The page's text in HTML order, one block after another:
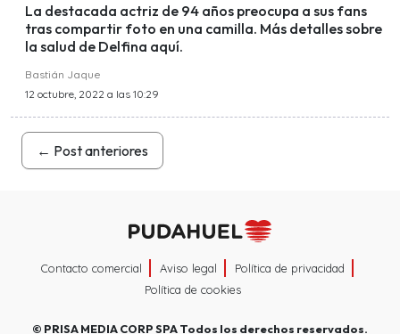
La destacada actriz de 94 años preocupa a sus fans
tras compartir foto en una camilla. Más detalles sobre
la salud de Delfina aquí.
Bastián Jaque
12 octubre, 2022 a las 10:29
← Post anteriores
Contacto comercial Aviso legal
Política de privacidad
Política de cookies
© PRISA MEDIA CORP SPATodos los derechos reservados.